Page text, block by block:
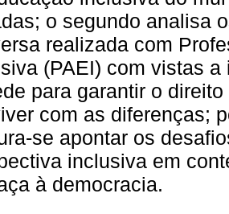
o segundo analisa
realizada com
(PAEI) com vistas
para garantir o
com as diferenças;
se apontar os
inclusiva em
à democracia.